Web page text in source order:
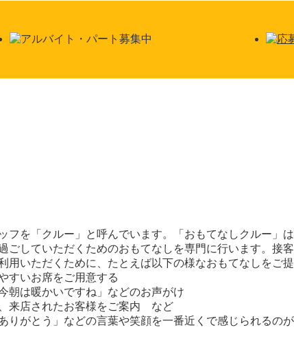
フを「クルー」と呼んでいます。「おもてなしクルー
していただくためのおもてなしを専門に行います。接
いただくために、たとえば以下の様なおもてなしをご提
すいお席をご用意する
朝は暖かいですね」などのお声がけ
来店されたお客様をご案内 など
がとう」などの言葉や笑顔を一番近くで感じられるの